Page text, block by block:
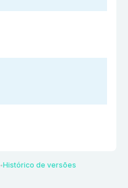
●Histórico de versões